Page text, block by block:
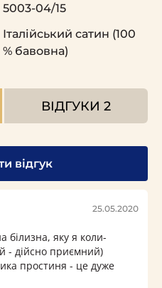
5003-04/15
Італійський сатин (100
% бавовна)
ВІДГУКИ 2
відгук
25.05.2020
білизна, яку я коли-
- дійсно приємний)
простиня - це дуже